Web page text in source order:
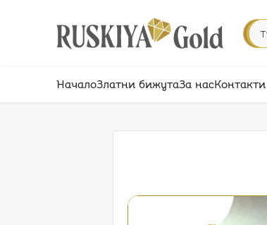
НачалоЗлатни бижутаЗа насКонтакти